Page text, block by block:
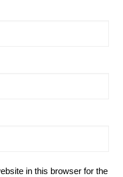
in this browser for the